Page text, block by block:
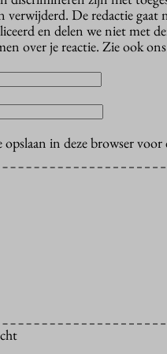
verwijderd. De redactie gaat
en delen we niet met
over je reactie. Zie ook ons
in deze browser voor